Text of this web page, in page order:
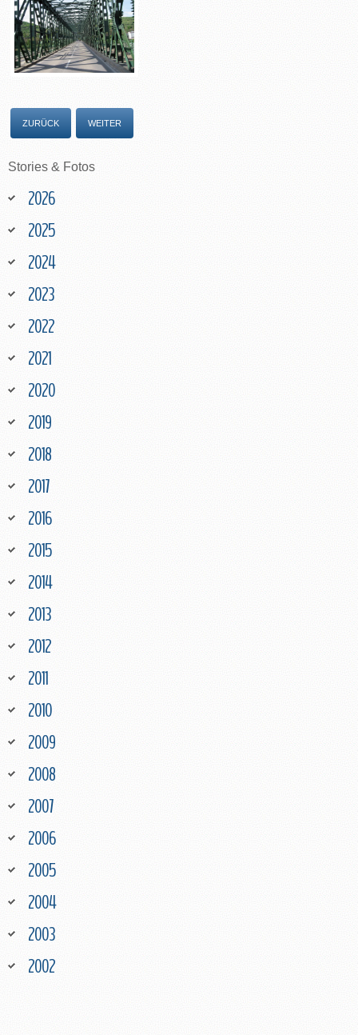
ZURÜCK WEITER
Stories & Fotos
2026
2025
2024
2023
2022
2021
2020
2019
2018
2017
2016
2015
2014
2013
2012
2011
2010
2009
2008
2007
2006
2005
2004
2003
2002